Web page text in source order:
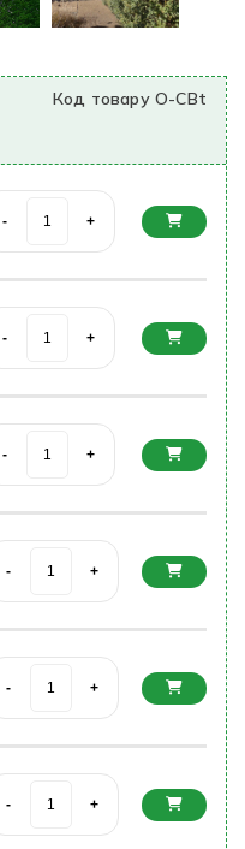
Код товару O-CBt
- +
- +
- +
- +
- +
- +